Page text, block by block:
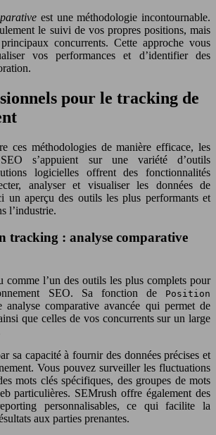
est une méthodologie incontournable.
le suivi de vos propres positions, mais
concurrents. Cette approche vous
vos performances et d’identifier des
pour le tracking de
ces méthodologies de manière efficace, les
s’appuient sur une variété d’outils
logicielles offrent des fonctionnalités
analyser et visualiser les données de
un aperçu des outils les plus performants et
l’industrie.
tracking : analyse comparative
comme l’un des outils les plus complets pour
SEO. Sa fonction de
Position
analyse comparative avancée qui permet de
que celles de vos concurrents sur un large
sa capacité à fournir des données précises et
Vous pouvez surveiller les fluctuations
mots clés spécifiques, des groupes de mots
particulières. SEMrush offre également des
personnalisables, ce qui facilite la
aux parties prenantes.